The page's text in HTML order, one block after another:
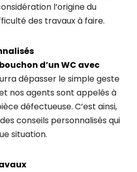
l’origine du
des travaux à faire.
bouchon d’un WC avec
dépasser le simple geste
nos agents sont appelés à
défectueuse. C’est ainsi,
conseils personnalisés qui
situation.